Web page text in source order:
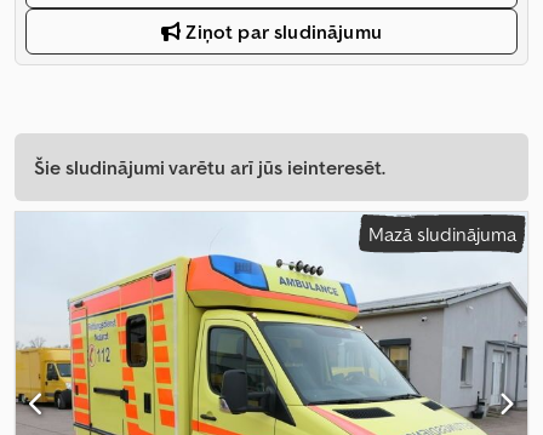
Ziņot par sludinājumu
Šie sludinājumi varētu arī jūs ieinteresēt.
Mazā sludinājuma